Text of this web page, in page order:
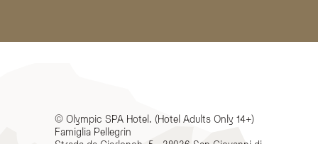
© Olympic SPA Hotel. (Hotel Adults Only 14+)
Famiglia Pellegrin